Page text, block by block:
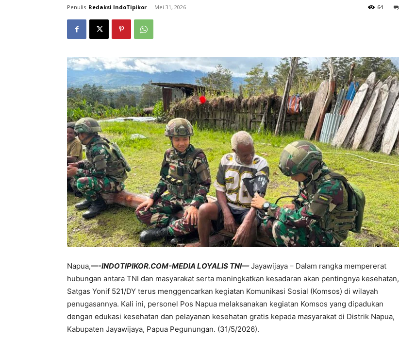
Penulis Redaksi IndoTipikor - Mei 31, 2026 64
Napua,—-INDOTIPIKOR.COM-MEDIA LOYALIS TNI—Jayawijaya – Dalam rangka mempererat
hubungan antara TNI dan masyarakat serta meningkatkan kesadaran akan pentingnya kesehatan,
Satgas Yonif 521/DY terus menggencarkan kegiatan Komunikasi Sosial (Komsos) di wilayah
penugasannya. Kali ini, personel Pos Napua melaksanakan kegiatan Komsos yang dipadukan
dengan edukasi kesehatan dan pelayanan kesehatan gratis kepada masyarakat di Distrik Napua,
Kabupaten Jayawijaya, Papua Pegunungan. (31/5/2026).